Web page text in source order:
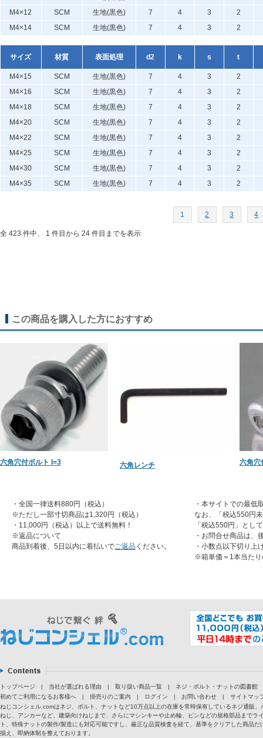
M4×12
SCM 生地(黒色) 7 4 3
2
M4×14
SCM 生地(黒色) 7 4 3 2
サイズ 材質 表面処理 d2 k s t
M4×15 SCM 生地(黒色) 7 4 3
2
M4×16
SCM 生地(黒色) 7 4 3
2
M4×18
SCM 生地(黒色) 7 4 3
2
M4×20
SCM 生地(黒色) 7 4 3
2
M4×22
SCM 生地(黒色) 7 4 3
2
M4×25
SCM 生地(黒色) 7 4 3
2
M4×30
SCM 生地(黒色) 7 4 3
2
M4×35
SCM 生地(黒色) 7 4 3 2
1 2 3 4
全 423 件中、 1 件目から 24 件目までを表示
この商品を購入した方におすすめ
六角穴付ボルト I=3 六角レンチ 六角穴
・全国一律送料880円（税込）
※ただし一部寸切商品は1,320円（税込）
・11,000円（税込）以上で送料無料！
※返品について
商品到着後、5日以内に着払いでご返品 ください。
・本サイトでの最低
なお、「税込550円
「税込550円」とし
・お問合せ商品は、
・小数点以下切り上
※箱単価＝1本当たり
トップページ | 当社が選ばれる理由 | 取り扱い商品一覧 |
ネジ・ボルト・ナットの図書館
初めてご利用になるお客様へ
| 掛売りのご案内 | ログイン | お問い合わせ |
サイトマッ
ねじコンシェル.comはネジ、ボルト、ナットなど10万点以上の在庫を常時保有しているネジ通販
ねじ、アンカーなど、建築向けねじまで、さらにマシンキーや止め輪、ピンなどの規格部品まで
ト、特殊ナットの製作/製造にも対応可能ですし、厳正な品質検査を経て、基準をクリアした商品
揃え、即納体制を整えております。